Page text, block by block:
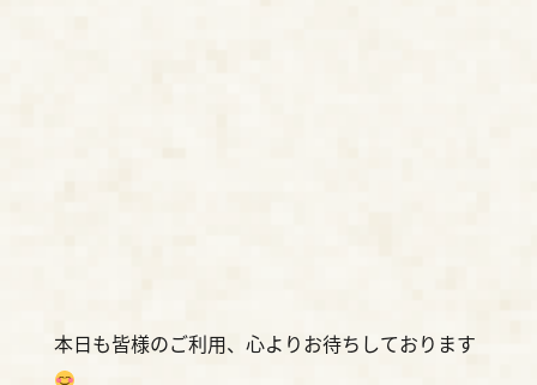
本日も皆様のご利用、心よりお待ちしております